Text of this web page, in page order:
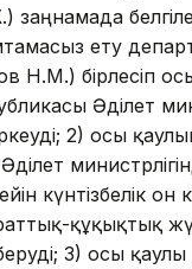
ету
Н.М.) бірлесіп
Әділет
2) осы
күнтізбелік он
құқықтық
3) осы